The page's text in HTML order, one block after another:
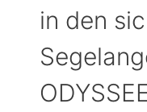
in den